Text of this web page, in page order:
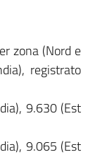
zona (Nord e
registrato
9.630 (Est
9.065 (Est